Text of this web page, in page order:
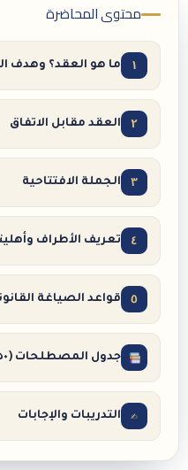
محتوى المحاضرة
١ ما هو العقد؟ وهدف
٢ العقد مقابل الاتفاق
٣ الجملة الافتتاحية
٤ تعريف الأطراف
٥ قواعد الصياغة
جدول المصطلحات (٥٠)
✍️ التدريبات والإجابات